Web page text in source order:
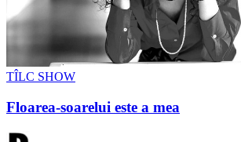
TÎLC SHOW
Floarea-soarelui este a mea